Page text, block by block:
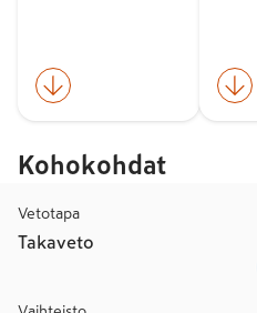
Kohokohdat
Vetotapa
Takaveto